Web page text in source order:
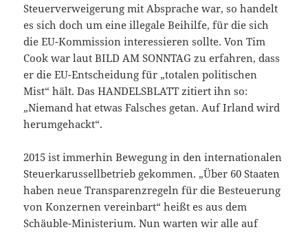
Steuerverweigerung mit Absprache war, so handelt
es sich doch um eine illegale Beihilfe, für die sich
die EU-Kommission interessieren sollte. Von Tim
Cook war laut BILD AM SONNTAG zu erfahren, dass
er die EU-Entscheidung für „totalen politischen
Mist“ hält. Das HANDELSBLATT zitiert ihn so:
„Niemand hat etwas Falsches getan. Auf Irland wird
herumgehackt“.
2015 ist immerhin Bewegung in den internationalen
Steuerkarussellbetrieb gekommen. „Über 60 Staaten
haben neue Transparenzregeln für die Besteuerung
von Konzernen vereinbart“ heißt es aus dem
Schäuble-Ministerium. Nun warten wir alle auf